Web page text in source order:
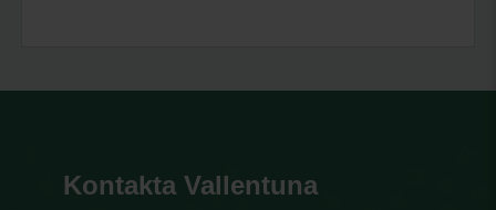
Kontakta Vallentuna